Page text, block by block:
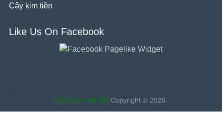
Cây kim tiền
Like Us On Facebook
Cây Cảnh Hà Nội Copyright © 2026.